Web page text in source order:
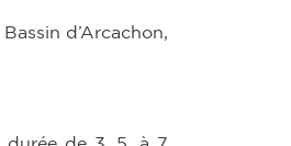
d’Arcachon,